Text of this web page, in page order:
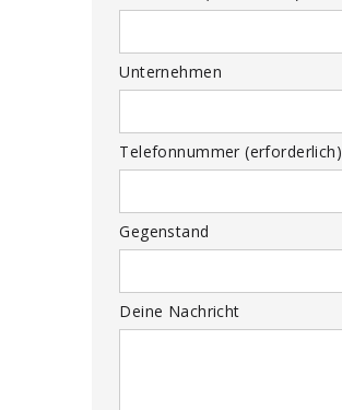
Unternehmen
Telefonnummer (erforderlich)
Gegenstand
Deine Nachricht